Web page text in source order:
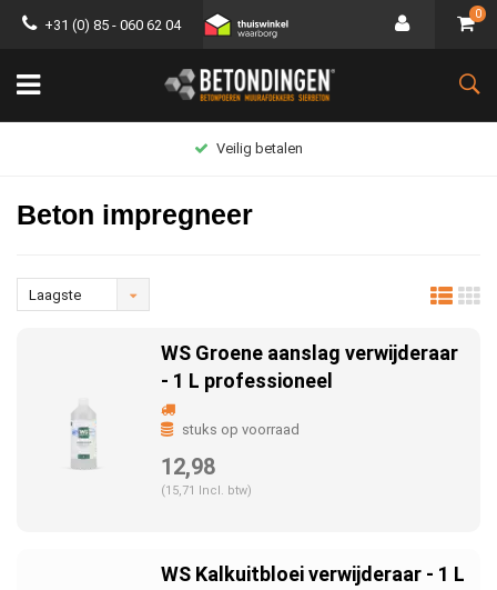
+31 (0) 85 - 060 62 04
0
Groot assortiment
Beton impregneer
Laagste
WS Groene aanslag verwijderaar
- 1 L professioneel
stuks op voorraad
12,98
(15,71 Incl. btw)
WS Kalkuitbloei verwijderaar - 1 L